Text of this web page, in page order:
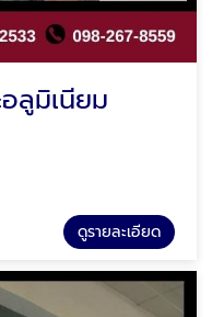
ลูมิเนียม
ดูรายละเอียด